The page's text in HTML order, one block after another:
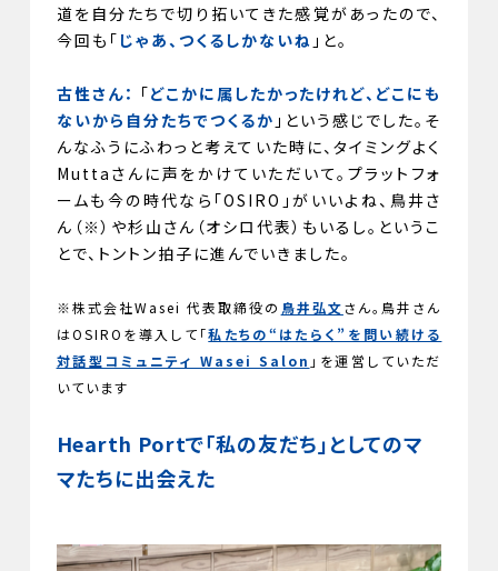
道を自分たちで切り拓いてきた感覚があったので、
今回も「 じゃあ、つくるしかないね 」と。
古性さん： 「どこかに属したかったけれど、どこにも
ないから自分たちでつくるか 」という感じでした。そ
んなふうにふわっと考えていた時に、タイミングよく
Muttaさんに声をかけていただいて。プラットフォ
ームも今の時代なら「OSIRO」がいいよね、鳥井さ
ん（※）や杉山さん（オシロ代表）もいるし。というこ
とで、トントン拍子に進んでいきました。
※株式会社Wasei 代表取締役の 鳥井弘文さん。鳥井さん
はOSIROを導入して「私たちの“はたらく”を問い続ける
対話型コミュニティ Wasei Salon 」を運営していただ
いています
Hearth Portで「私の友だち」としてのマ
マたちに出会えた